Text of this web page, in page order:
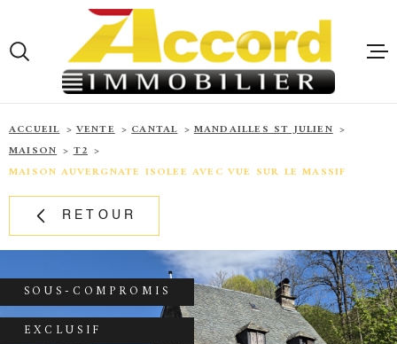
la
recherche
menu
contenu
ACCUEIL
QUI
NOS BIENS
LOCATION
ACCUEIL VENTE CANTAL
MANDAILLES ST JULIEN
MAISON
T2
MAISON AUVERGNATE ISOLEE AVEC VUE SUR LE MASSIF
RETOUR
SOUS-COMPROMIS
EXCLUSIF
VOTRE
RECHERCHE
ACHETER
CHAMPS
TEXTE